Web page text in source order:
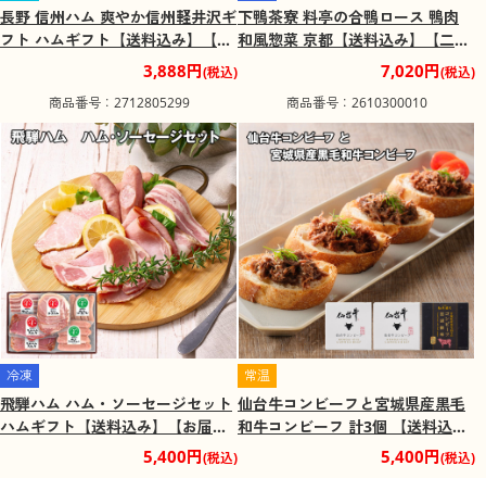
長野 信州ハム 爽やか信州軽井沢ギ
フト ハムギフト【送料込み】【二
重包装不可】【お届け不可地域：
3,888円(税込)
商品番号：2712805299
下鴨茶寮 料亭の合鴨ロース 鴨肉
和風惣菜 京都【送料込み】【二重
包装不可】【お届け不可地域：北
7,020円(税込)
商品番号：2610300010
冷凍
飛騨ハム ハム・ソーセージセット
ハムギフト【送料込み】【お届け
5,400円(税込)
常温
仙台牛コンビーフと宮城県産黒毛
和牛コンビーフ 計3個 【送料込
み】【二重包装不可】【お届け不
5,400円(税込)